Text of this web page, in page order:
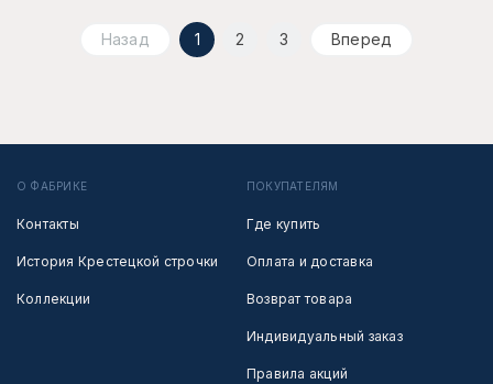
Назад 1 2 3 Вперед
О ФАБРИКЕ
Контакты
История Крестецкой строчки
Коллекции
ПОКУПАТЕЛЯМ
Где купить
Оплата и доставка
Возврат товара
Индивидуальный заказ
Правила акций